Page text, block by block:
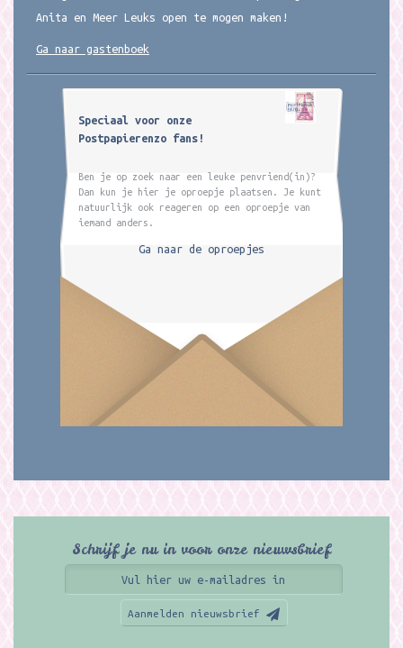
Anita en Meer Leuks open te mogen maken!
Ga naar gastenboek
Speciaal voor onze
Postpapierenzo fans!
Ben je op zoek naar een leuke penvriend(in)?
Dan kun je hier je oproepje plaatsen. Je kunt
natuurlijk ook reageren op een oproepje van
iemand anders.
Ga naar de oproepjes
Schrijf je nu in voor onze nieuwsbrief
Aanmelden nieuwsbrief